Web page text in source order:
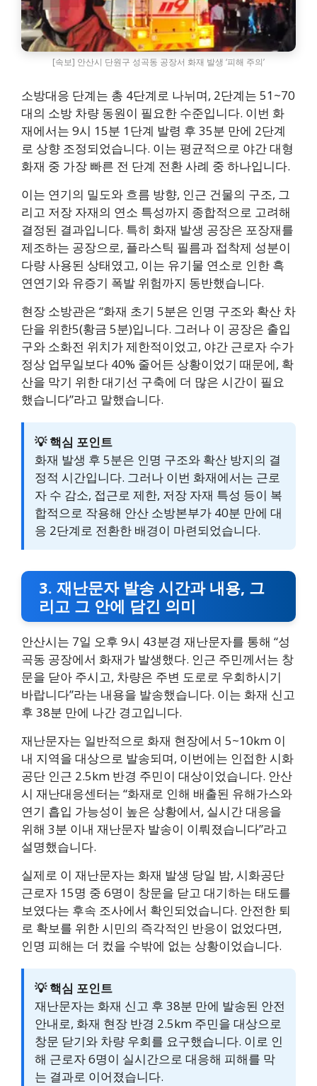
[속보] 안산시 단원구 성곡동 공장서 화재 발생 ‘피해 주의’
소방대응 단계는 총 4단계로 나뉘며, 2단계는 51~70
대의 소방 차량 동원이 필요한 수준입니다. 이번 화
재에서는 9시 15분 1단계 발령 후 35분 만에 2단계
로 상향 조정되었습니다. 이는 평균적으로 야간 대형
화재 중 가장 빠른 전 단계 전환 사례 중 하나입니다.
이는 연기의 밀도와 흐름 방향, 인근 건물의 구조, 그
리고 저장 자재의 연소 특성까지 종합적으로 고려해
결정된 결과입니다. 특히 화재 발생 공장은 포장재를
제조하는 공장으로, 플라스틱 필름과 접착제 성분이
다량 사용된 상태였고, 이는 유기물 연소로 인한 흑
연연기와 유증기 폭발 위험까지 동반했습니다.
현장 소방관은 “화재 초기 5분은 인명 구조와 확산 차
단을 위한5(황금 5분)입니다. 그러나 이 공장은 출입
구와 소화전 위치가 제한적이었고, 야간 근로자 수가
정상 업무일보다 40% 줄어든 상황이었기 때문에, 확
산을 막기 위한 대기선 구축에 더 많은 시간이 필요
했습니다”라고 말했습니다.
💡 핵심 포인트
화재 발생 후 5분은 인명 구조와 확산 방지의 결
정적 시간입니다. 그러나 이번 화재에서는 근로
자 수 감소, 접근로 제한, 저장 자재 특성 등이 복
합적으로 작용해 안산 소방본부가 40분 만에 대
응 2단계로 전환한 배경이 마련되었습니다.
3. 재난문자 발송 시간과 내용, 그
리고 그 안에 담긴 의미
안산시는 7일 오후 9시 43분경 재난문자를 통해 “성
곡동 공장에서 화재가 발생했다. 인근 주민께서는 창
문을 닫아 주시고, 차량은 주변 도로로 우회하시기
바랍니다”라는 내용을 발송했습니다. 이는 화재 신고
후 38분 만에 나간 경고입니다.
재난문자는 일반적으로 화재 현장에서 5~10km 이
내 지역을 대상으로 발송되며, 이번에는 인접한 시화
공단 인근 2.5km 반경 주민이 대상이었습니다. 안산
시 재난대응센터는 “화재로 인해 배출된 유해가스와
연기 흡입 가능성이 높은 상황에서, 실시간 대응을
위해 3분 이내 재난문자 발송이 이뤄졌습니다”라고
설명했습니다.
실제로 이 재난문자는 화재 발생 당일 밤, 시화공단
근로자 15명 중 6명이 창문을 닫고 대기하는 태도를
보였다는 후속 조사에서 확인되었습니다. 안전한 퇴
로 확보를 위한 시민의 즉각적인 반응이 없었다면,
인명 피해는 더 컸을 수밖에 없는 상황이었습니다.
💡 핵심 포인트
재난문자는 화재 신고 후 38분 만에 발송된 안전
안내로, 화재 현장 반경 2.5km 주민을 대상으로
창문 닫기와 차량 우회를 요구했습니다. 이로 인
해 근로자 6명이 실시간으로 대응해 피해를 막
는 결과로 이어졌습니다.